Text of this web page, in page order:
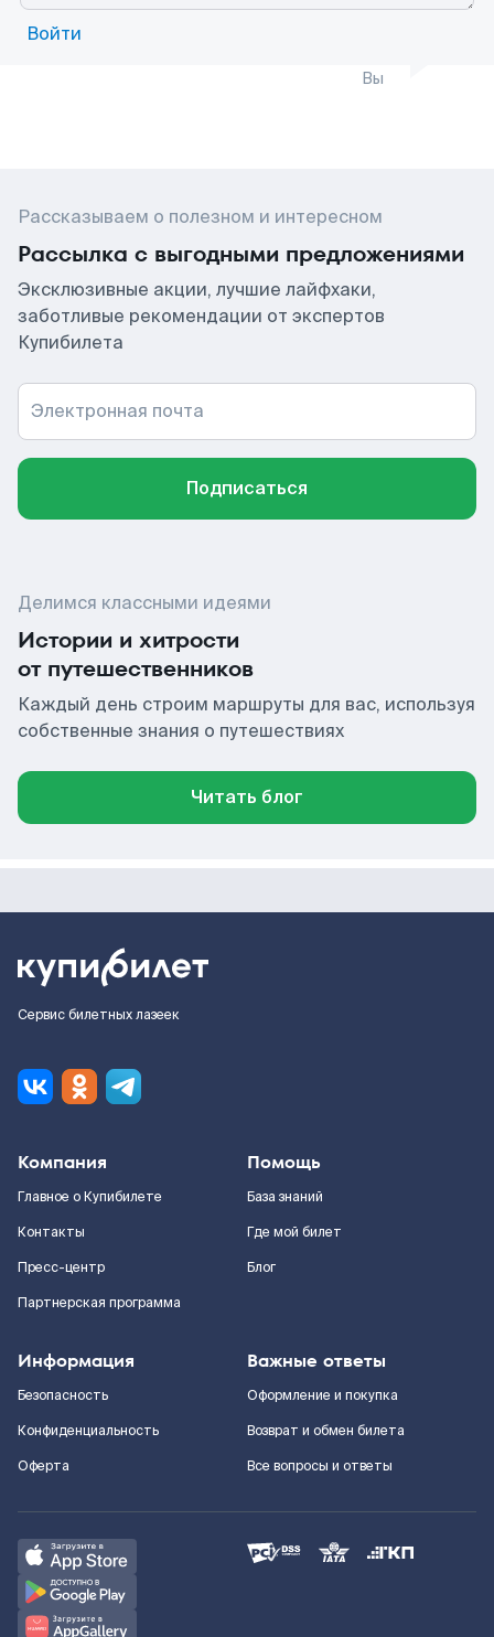
Войти
Вы
Рассказываем о полезном и интересном
Рассылка с выгодными предложениями
Эксклюзивные акции, лучшие лайфхаки,
заботливые рекомендации от экспертов
Купибилета
Электронная почта
Подписаться
Делимся классными идеями
Истории и хитрости
от путешественников
Каждый день строим маршруты для вас, используя
собственные знания о путешествиях
Читать блог
Сервис билетных лазеек
Компания
Главное о Купибилете
Контакты
Пресс-центр
Партнерская программа
Помощь
База знаний
Где мой билет
Блог
Информация
Безопасность
Конфиденциальность
Оферта
Важные ответы
Оформление и покупка
Возврат и обмен билета
Все вопросы и ответы